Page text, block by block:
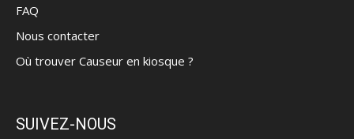
FAQ
Nous contacter
Où trouver Causeur en kiosque ?
SUIVEZ-NOUS